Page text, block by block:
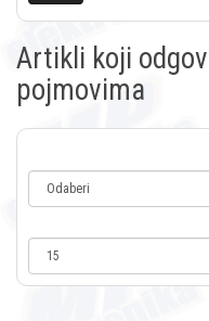
Artikli koji
pojmovima